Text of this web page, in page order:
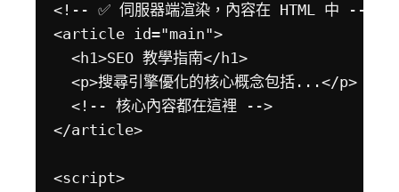
<!-- ✅ 伺服器端渲染，內容在 HTML 中 -->
<article id="main">
  <h1>SEO 教學指南</h1>
  <p>搜尋引擎優化的核心概念包括...</p>
  <!-- 核心內容都在這裡 -->
</article>
<script>